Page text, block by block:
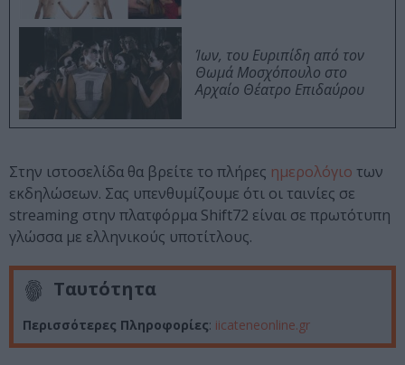
Ίων, του Ευριπίδη από τον
Θωμά Μοσχόπουλο στο
Αρχαίο Θέατρο Επιδαύρου
Στην ιστοσελίδα θα βρείτε το πλήρες ημερολόγιο των
εκδηλώσεων. Σας υπενθυμίζουμε ότι οι ταινίες σε
streaming στην πλατφόρμα Shift72 είναι σε πρωτότυπη
γλώσσα με ελληνικούς υποτίτλους.
Ταυτότητα
Περισσότερες Πληροφορίες: iicateneonline.gr